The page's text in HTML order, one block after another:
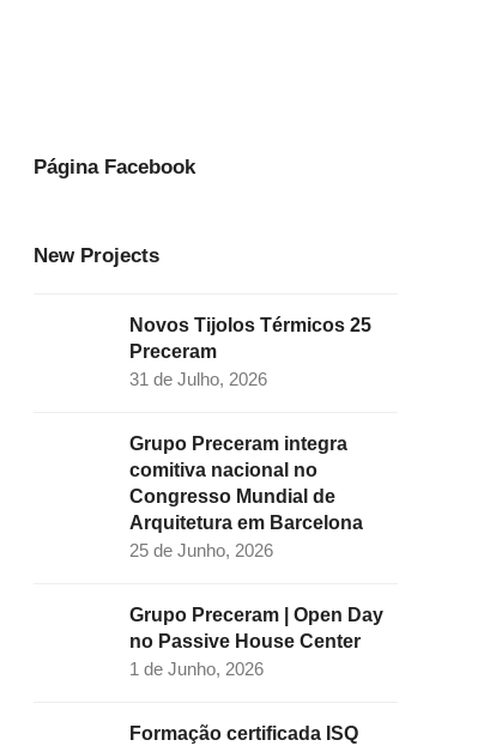
o
g
m
d
e
Página Facebook
New Projects
Novos Tijolos Térmicos 25
Preceram
31 de Julho, 2026
Grupo Preceram integra
comitiva nacional no
Congresso Mundial de
Arquitetura em Barcelona
25 de Junho, 2026
Grupo Preceram | Open Day
no Passive House Center
1 de Junho, 2026
Formação certificada ISQ